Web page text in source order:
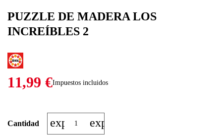
PUZZLE DE MADERA LOS
INCREÍBLES 2
11,99 €Impuestos incluidos
Cantidad expand_moreexpand_less